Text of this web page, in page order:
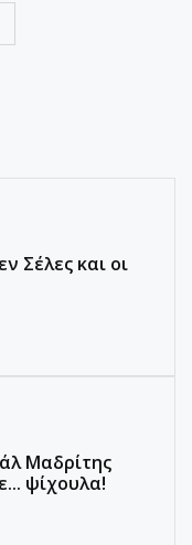
Σέλες και οι
Μαδρίτης
ψίχουλα!